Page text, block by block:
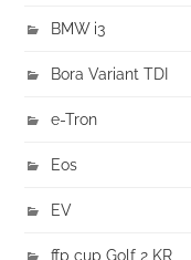
BMW i3
Bora Variant TDI
e-Tron
Eos
EV
ffp cup Golf 2 KR